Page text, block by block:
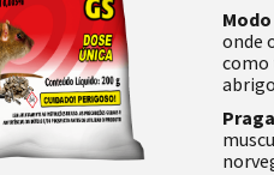
onde
como
abrigo